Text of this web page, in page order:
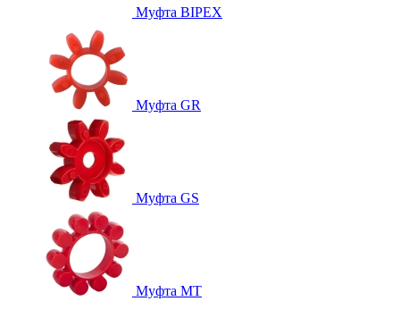
Муфта BIPEX
Муфта GR
Муфта GS
Муфта MT